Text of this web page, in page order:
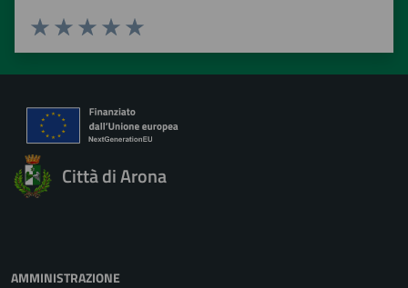
Valuta 5 stelle su 5
Valuta 4 stelle su 5
Valuta 3 stelle su 5
Valuta 2 stelle su 5
Valuta 1 stelle su 5
Città di Arona
AMMINISTRAZIONE